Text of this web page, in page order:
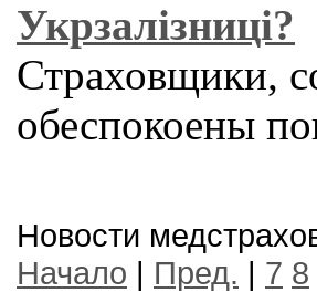
Укрзалізниці?
Страховщики,
обеспокоены
Новости
Начало | Пред. | 7 8